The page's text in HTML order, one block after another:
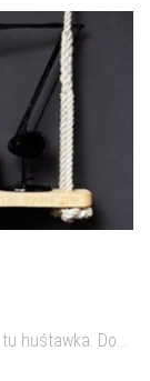
huśtawka. Do...